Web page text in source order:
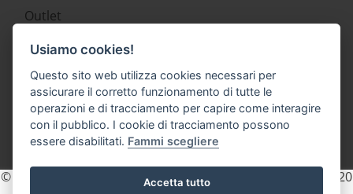
Outlet
Abbigliamento donna Patagonia
Abbigliamento bambino Patagonia
Zaini e borse Patagonia
Scarpe outdoor Scarpa e Lizard
Accessori
© 2026 Sherpa3 - P.IVA e C.F. 02154740225 REA. TN - 203820
Usiamo cookies!
Questo sito web utilizza cookies necessari per
assicurare il corretto funzionamento di tutte le
operazioni e di tracciamento per capire come interagire
con il pubblico. I cookie di tracciamento possono
essere disabilitati. Fammi scegliere
Accetta tutto